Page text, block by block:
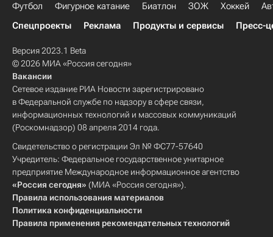
Футбол Фигурное катание Биатлон ЗОЖ Хоккей
Спецпроекты
Реклама Продукты и сервисы Пресс-
Версия 2023.1 Beta
© 2026 МИА «Россия сегодня»
Вакансии
Сетевое издание РИА Новости зарегистрировано
в Федеральной службе по надзору в сфере связи,
информационных технологий и массовых коммуникаций
(Роскомнадзор) 08 апреля 2014 года.
Свидетельство о регистрации Эл № ФС77-57640
Учредитель: Федеральное государственное унитарное
предприятие Международное информационное агентство
«Россия сегодня» (МИА «Россия сегодня»).
Правила использования материалов
Политика конфиденциальности
Правила применения рекомендательных технологий